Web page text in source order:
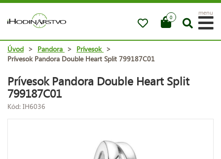
0
menu
Úvod > Pandora > Prívesok >
Prívesok Pandora Double Heart Split 799187C01
Prívesok Pandora Double Heart Split
799187C01
Kód: IH6036